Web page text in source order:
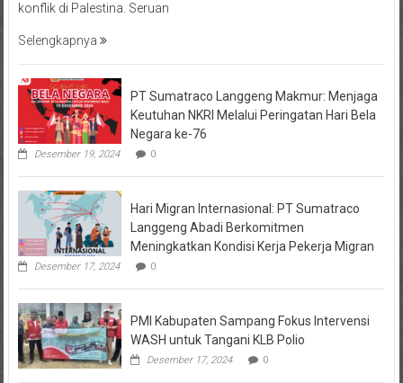
konflik di Palestina. Seruan
Selengkapnya
PT Sumatraco Langgeng Makmur: Menjaga
Keutuhan NKRI Melalui Peringatan Hari Bela
Negara ke-76
Desember 19, 2024 0
Hari Migran Internasional: PT Sumatraco
Langgeng Abadi Berkomitmen
Meningkatkan Kondisi Kerja Pekerja Migran
Desember 17, 2024 0
PMI Kabupaten Sampang Fokus Intervensi
WASH untuk Tangani KLB Polio
Desember 17, 2024 0